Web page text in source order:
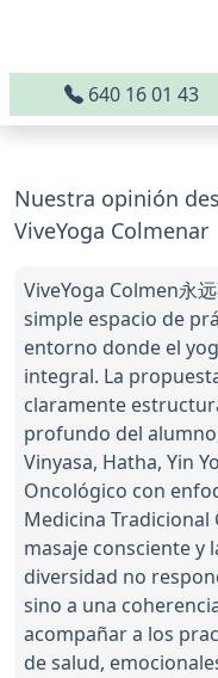
640 16 01 43
Nuestra opinión
ViveYoga Colmenar
ViveYoga Colmen永
simple espacio de
entorno donde el
integral. La
claramente
profundo del
Vinyasa, Hatha, Yin
Oncológico con
Medicina Tradicional
masaje consciente y
diversidad no
sino a una
acompañar a los
de salud,